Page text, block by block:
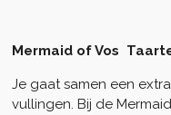
Mermaid of Vos
Je gaat samen een
vullingen. Bij de